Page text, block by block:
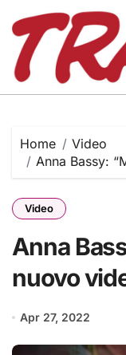
content
Home
Video
Anna Bassy:
Video
Anna
nuovo
Apr 27, 2022